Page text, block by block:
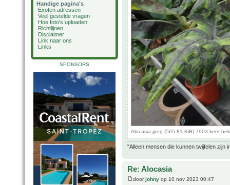
Handige pagina's
Exoten adressen
Veel gestelde vragen
Hoe foto's uploaden
Richtlijnen
Disclaimer
Link naar ons
Links
SPONSORS
Alocasia.jpeg (565.81 KiB) 7903 keer
"Alleen mensen die kunnen twijfelen zijn
Re: Alocasia
doorjohny op 10 nov 2023 00:47